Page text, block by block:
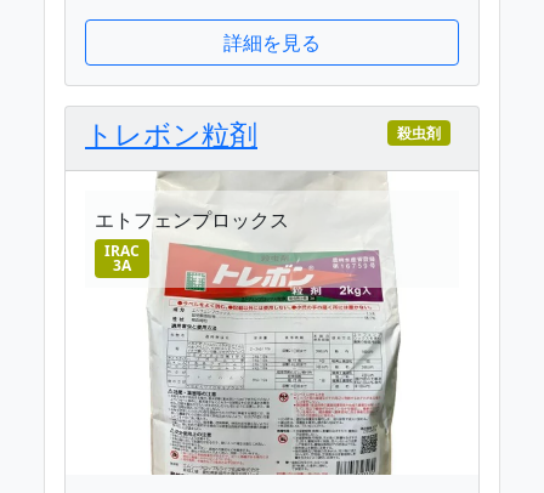
詳細を見る
トレボン粒剤 殺虫剤
エトフェンプロックス
IRAC
3A